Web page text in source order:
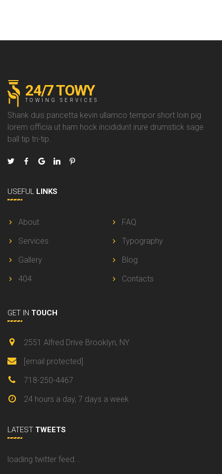
24/7 TOWY
TOWING SERVICES
Shank duis pancetta kevin ullamco tempor short loin pig
lorem officia ut ham hock incididunt irure drumstick sage
ball tip tri-tip.
USEFUL LINKS
About
Services
Gallery
404
FAQ
Typography
Blog
Contacts
GET IN TOUCH
2551 Alfred Drive Brooklyn, NY
[email protected]
718-250-4467
24 hours a day, 7 days a week
LATEST TWEETS
loading twitter feed...